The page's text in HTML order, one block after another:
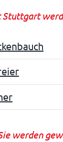
Stuttgart
werden